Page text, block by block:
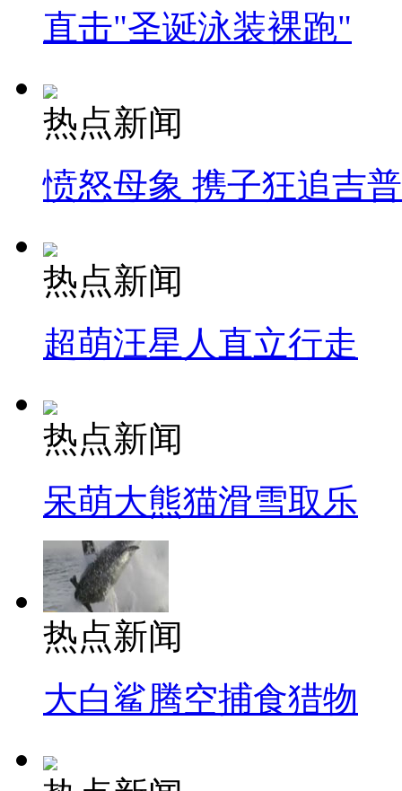
直击"圣诞泳装裸跑"
热点新闻
愤怒母象 携子狂追吉
热点新闻
超萌汪星人直立行走
热点新闻
呆萌大熊猫滑雪取乐
热点新闻
大白鲨腾空捕食猎物